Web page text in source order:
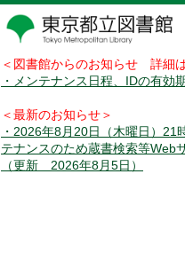
＜図書館からのお知らせ 詳細
・メンテナンス日程、IDの有効
＜最新のお知らせ＞
・2026年8月20日（木曜日）
テナンスのため蔵書検索等Web
（更新 2026年8月5日）